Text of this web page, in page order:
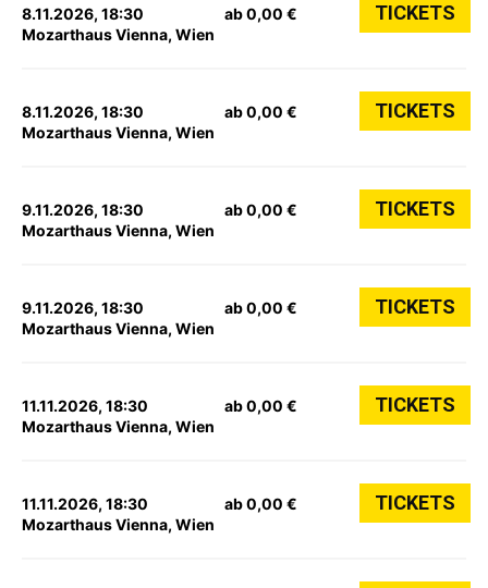
8.11.2026, 18:30
Mozarthaus Vienna, Wien
ab 0,00 € TICKETS
8.11.2026, 18:30
Mozarthaus Vienna, Wien
ab 0,00 € TICKETS
9.11.2026, 18:30
Mozarthaus Vienna, Wien
ab 0,00 € TICKETS
9.11.2026, 18:30
Mozarthaus Vienna, Wien
ab 0,00 € TICKETS
11.11.2026, 18:30
Mozarthaus Vienna, Wien
ab 0,00 € TICKETS
11.11.2026, 18:30
Mozarthaus Vienna, Wien
ab 0,00 € TICKETS